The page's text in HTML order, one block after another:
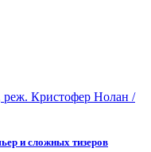
и сложных тизеров